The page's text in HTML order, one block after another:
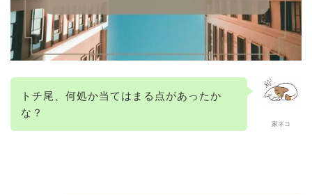
家ネコ
トチ尾、何処か当てはまる点があったか
な？